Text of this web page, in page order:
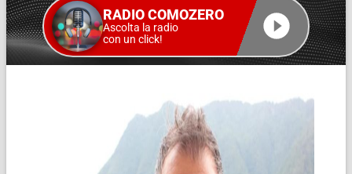
RADIO COMOZERO
Ascolta la radio
con un click!